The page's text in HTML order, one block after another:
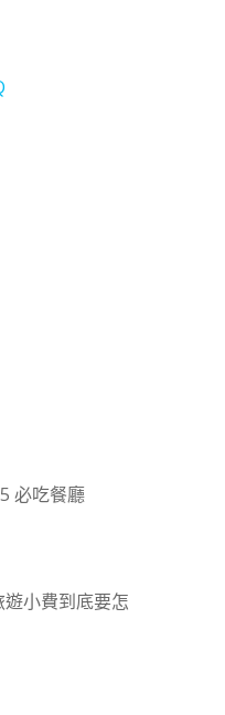
必吃餐廳
小費到底要怎